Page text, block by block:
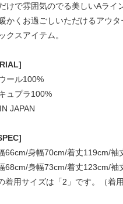
けで雰囲気のでる美しいAライ
かくお過ごしいただけるアウタ
クスアイテム。
ール100%
ュプラ100%
JAPAN
66cm/身幅70cm/着丈119cm/袖
68cm/身幅73cm/着丈123cm/袖
着用サイズは「2」です。（着